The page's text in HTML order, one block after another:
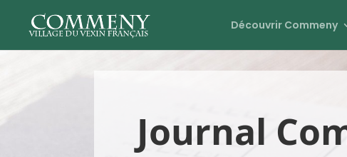
Découvrir Commeny
Journal